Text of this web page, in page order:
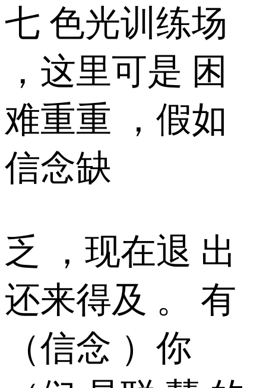
七 色光训练场
，这里可是 困
难重重 ，假如
信念缺
乏 ，现在退 出
还来得及 。 有
（信念 ）你